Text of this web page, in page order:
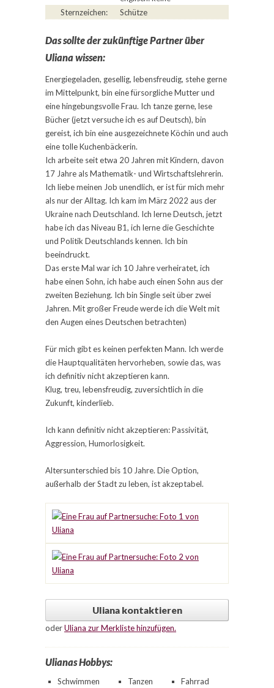
Sternzeichen:
Schütze
Das sollte der zukünftige Partner über
Uliana wissen:
Energiegeladen, gesellig, lebensfreudig, stehe gerne
im Mittelpunkt, bin eine fürsorgliche Mutter und
eine hingebungsvolle Frau. Ich tanze gerne, lese
Bücher (jetzt versuche ich es auf Deutsch), bin
gereist, ich bin eine ausgezeichnete Köchin und auch
eine tolle Kuchenbäckerin.
Ich arbeite seit etwa 20 Jahren mit Kindern, davon
17 Jahre als Mathematik- und Wirtschaftslehrerin.
Ich liebe meinen Job unendlich, er ist für mich mehr
als nur der Alltag. Ich kam im März 2022 aus der
Ukraine nach Deutschland. Ich lerne Deutsch, jetzt
habe ich das Niveau B1, ich lerne die Geschichte
und Politik Deutschlands kennen. Ich bin
beeindruckt.
Das erste Mal war ich 10 Jahre verheiratet, ich
habe einen Sohn, ich habe auch einen Sohn aus der
zweiten Beziehung. Ich bin Single seit über zwei
Jahren. Mit großer Freude werde ich die Welt mit
den Augen eines Deutschen betrachten)
Für mich gibt es keinen perfekten Mann. Ich werde
die Hauptqualitäten hervorheben, sowie das, was
ich definitiv nicht akzeptieren kann.
Klug, treu, lebensfreudig, zuversichtlich in die
Zukunft, kinderlieb.
Ich kann definitiv nicht akzeptieren: Passivität,
Aggression, Humorlosigkeit.
Altersunterschied bis 10 Jahre. Die Option,
außerhalb der Stadt zu leben, ist akzeptabel.
Uliana kontaktieren
oderUliana zur Merkliste hinzufügen.
Ulianas Hobbys:
Schwimmen Tanzen
Fahrrad